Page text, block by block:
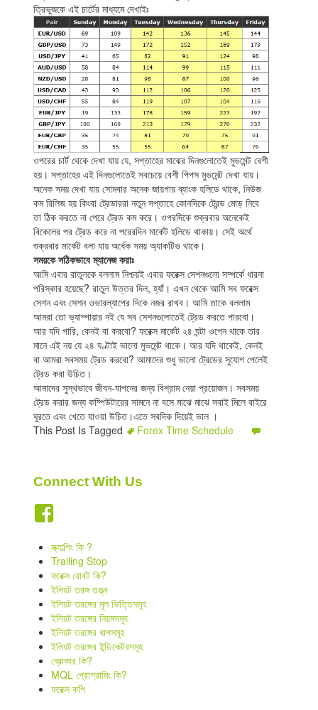
ত্রিভুজকে এই চার্টের মাধ্যমে দেখাইঃ
ওপরের চার্ট থেকে দেখা যায় যে, সপ্তাহের মাঝের দিনগুলোতেই মুভমেন্ট বেশী
হয়। সপ্তাহের এই দিনগুলোতেই সবচেয়ে বেশী পিপস মুভমেন্ট দেখা যায়।
অনেক সময় দেখা যায় সোমবার অনেক জায়গায় ব্যাংক হলিডে থাকে, নিউজ
কম রিলিজ হয় কিংবা ট্রেডাররা নতুন সপ্তাহে কোনদিকে ট্রেন্ড মোড় নিবে
তা ঠিক করতে না পেরে ট্রেড কম করে। ওপরদিকে শুক্রবার অনেকেই
বিকেলের পর ট্রেড করে না পরেরদিন মার্কেট হলিডে থাকায়। সেই অর্থে
শুক্রবার মার্কেট বলা যায় অর্ধেক সময় অ্যাকটিভ থাকে।
সময়কে সঠিকভাবে ম্যানেজ করাঃ
আমি এবার রাতুলকে বললাম নিশ্চয়ই এবার ফরেক্স সেশনগুলো সম্পর্কে ধারনা
পরিস্কার হয়েছে? রাতুল উত্তর দিল, হ্যাঁ। এখন থেকে আমি সব ফরেক্স
সেশন এবং সেশন ওভারল্যাপের দিকে নজর রাখব। আমি তাকে বললাম
আমরা তো ভ্যাম্পায়ার নই যে সব সেশনগুলোতেই ট্রেড করতে পারবো।
আর যদি পারি, কেনই বা করবো? ফরেক্স মার্কেট ২৪ ঘন্টা ওপেন থাকে তার
মানে এই নয় যে ২৪ ঘণ্টাই ভালো মুভমেন্ট থাকে। আর যদি থাকেই, কেনই
বা আমরা সবসময় ট্রেড করবো? আমাদের শুধু ভালো ট্রেডের সুযোগ পেলেই
ট্রেড করা উচিত।
আমাদের সুস্থভাবে জীবন-যাপনের জন্য বিশ্রাম নেয়া প্রয়োজন। সবসময়
ট্রেড করার জন্য কম্পিউটারের সামনে না বসে মাঝে মাঝে সবাই মিলে বাইরে
ঘুরতে এবং খেতে যাওয়া উচিত।এতে সবদিক দিয়েই ভাল ।
This Post Is Tagged
Forex Time Schedule
Connect With Us
স্ক্যাল্পিং কি ?
Trailing Stop
ফরেক্স রোবট কি?
ইলিয়ট তরঙ্গ তত্ত্ব
ইলিয়ট তরঙ্গের মূল ভিত্তিসমূহ
ইলিয়ট তরঙ্গের নিয়মসমূহ
ইলিয়ট তরঙ্গের ধাপসমূহ
ইলিয়ট তরঙ্গের ইন্ডিকেটরসমূহ
ব্রোকার কি?
MQL প্রোগ্রামিং কি?
ফরেক্স কপি